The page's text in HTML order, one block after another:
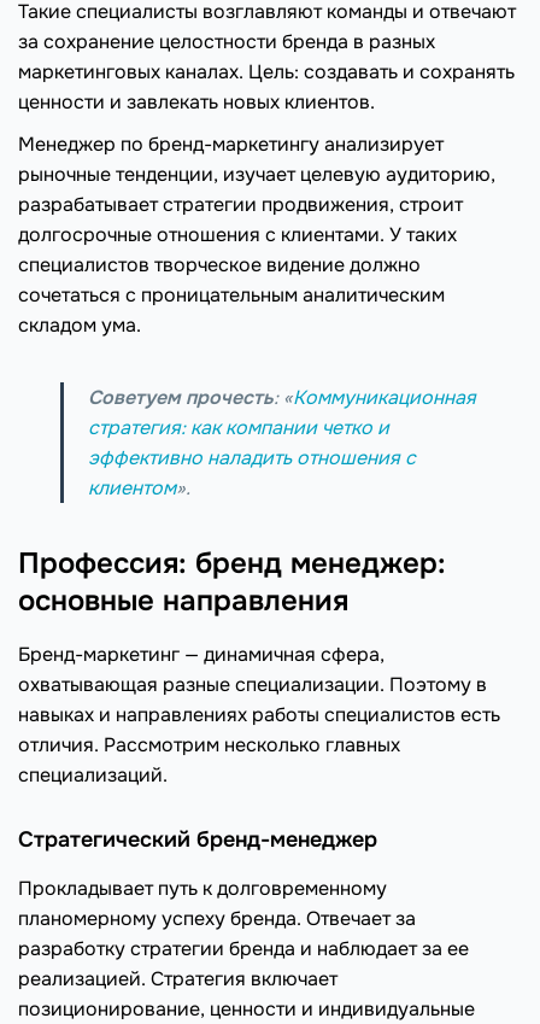
Такие специалисты возглавляют команды и отвечают
за сохранение целостности бренда в разных
маркетинговых каналах. Цель: создавать и сохранять
ценности и завлекать новых клиентов.
Менеджер по бренд-маркетингу анализирует
рыночные тенденции, изучает целевую аудиторию,
разрабатывает стратегии продвижения, строит
долгосрочные отношения с клиентами. У таких
специалистов творческое видение должно
сочетаться с проницательным аналитическим
складом ума.
Советуем прочесть: «Коммуникационная
стратегия: как компании четко и
эффективно наладить отношения с
клиентом».
Профессия: бренд менеджер:
основные направления
Бренд-маркетинг — динамичная сфера,
охватывающая разные специализации. Поэтому в
навыках и направлениях работы специалистов есть
отличия. Рассмотрим несколько главных
специализаций.
Стратегический бренд-менеджер
Прокладывает путь к долговременному
планомерному успеху бренда. Отвечает за
разработку стратегии бренда и наблюдает за ее
реализацией. Стратегия включает
позиционирование, ценности и индивидуальные